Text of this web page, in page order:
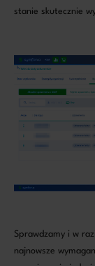
stanie skutecznie
Sprawdzamy i w
najnowsze